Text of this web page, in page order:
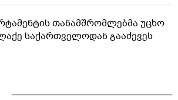
თანამშრომლებმა უცხო
საქართველოდან გააძევეს